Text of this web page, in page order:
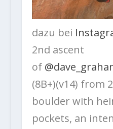
dazu bei
2nd ascent
of
(8B+)(v14) from
boulder with
pockets, an